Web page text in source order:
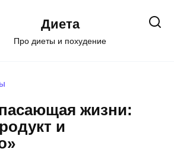
Диета
Про диеты и похудение
жизни:
и